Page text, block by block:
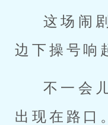
这场闹
边下操号响
不一会
出现在路口